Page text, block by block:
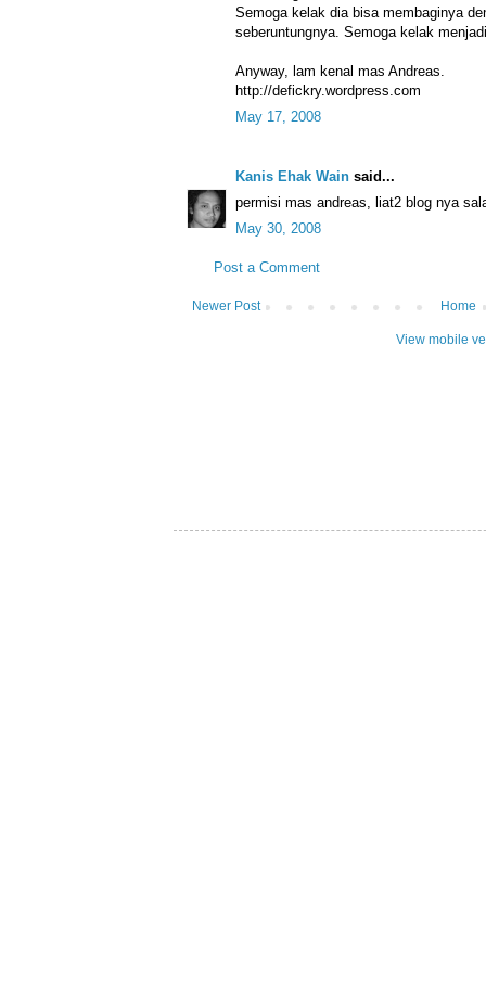
Semoga kelak dia bisa membaginya
seberuntungnya. Semoga kelak
Anyway, lam kenal mas Andreas.
http://defickry.wordpress.com
May 17, 2008
Kanis Ehak Wain said...
permisi mas andreas, liat2 blog nya
May 30, 2008
Post a Comment
Newer Post Home
View mobile